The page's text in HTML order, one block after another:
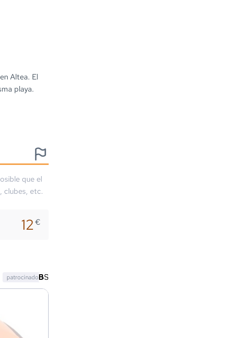
Altea. El
playa.
que el
clubes, etc.
12€
patrocinado